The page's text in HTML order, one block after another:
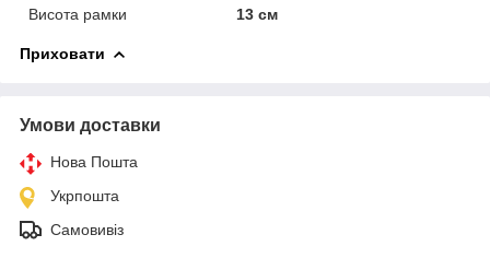
Висота рамки
13 см
Приховати
Умови доставки
Нова Пошта
Укрпошта
Самовивіз